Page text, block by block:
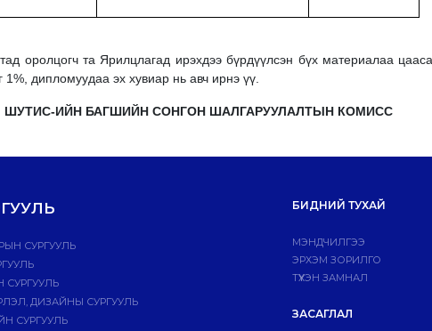
оролцогч та Ярилцлагад ирэхдээ бүрдүүлсэн бүх материалаа
1%, дипломуудаа эх хувиар нь авч ирнэ үү.
ШУТИС-ИЙН БАГШИЙН СОНГОН ШАЛГАРУУЛАЛТЫН КОМИСС
СУРГУУЛЬ
СУРГУУЛЬ
ДИЗАЙНЫ СУРГУУЛЬ
СУРГУУЛЬ
БИДНИЙ ТУХАЙ
МЭНДЧИЛГЭЭ
ЭРХЭМ ЗОРИЛГО
ТҮҮХЭН ЗАМНАЛ
ЗАСАГЛАЛ